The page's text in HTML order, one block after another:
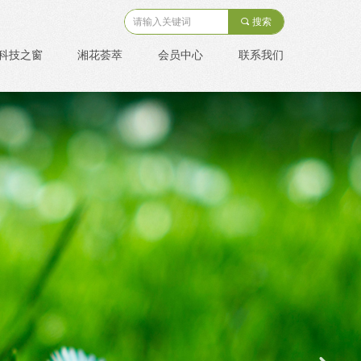
끠 搜索
技之窗 湘花荟萃 会员中心 联系我们